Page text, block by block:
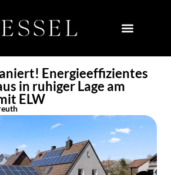
Energieeffizientes
in ruhiger Lage am
ELW